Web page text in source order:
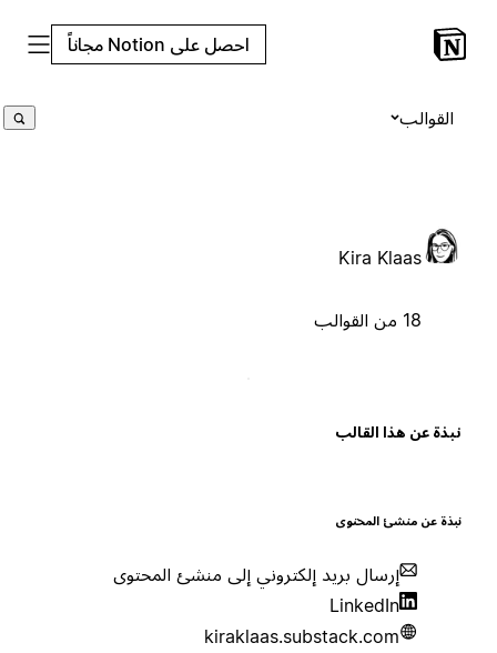
احصل على Notion مجاناً
القوالب
Kira Klaas
عن هذا القالب
عن منشئ المحتوى
إرسال بريد إلكتروني إلى منشئ المحتوى
LinkedIn
kiraklaas.substack.com